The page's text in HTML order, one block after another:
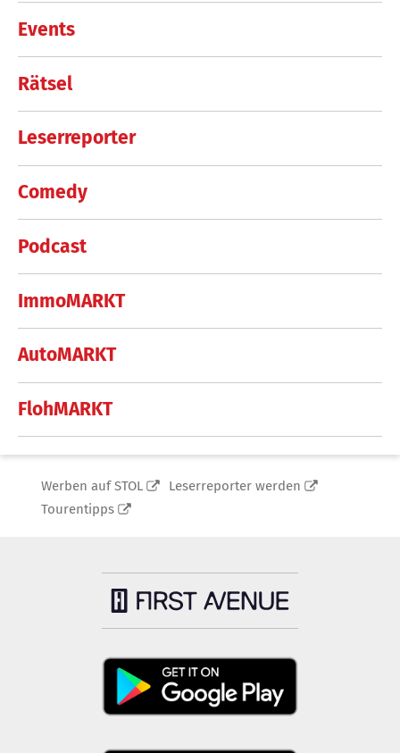
Events
Rätsel
Leserreporter
Comedy
Podcast
ImmoMARKT
AutoMARKT
FlohMARKT
Werben auf STOL
Leserreporter werden
Tourentipps